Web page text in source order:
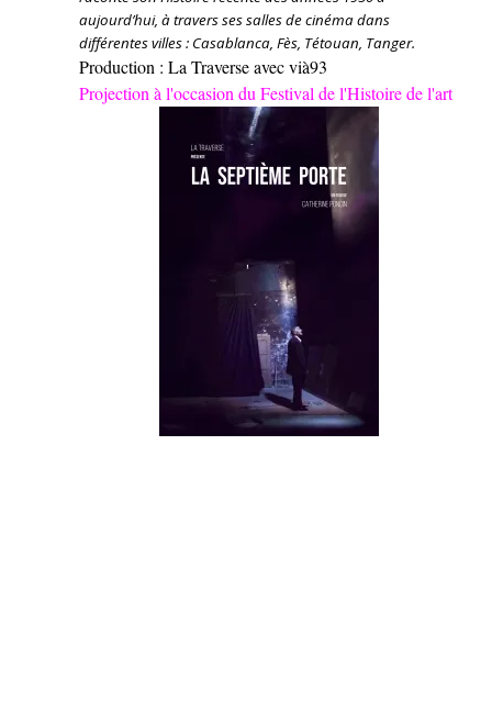
aujourd’hui, à travers ses salles de cinéma dans
différentes villes : Casablanca, Fès, Tétouan, Tanger.
Production : La Traverse avec vià93
Projection à l'occasion du Festival de l'Histoire de l'art